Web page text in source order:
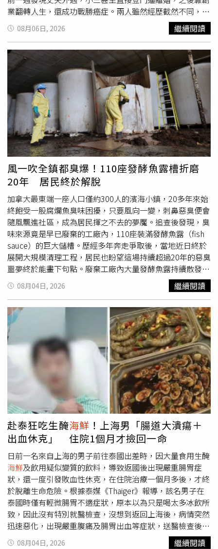
業翻轉人生，還成功戰勝癌症。兩人雖然經歷截然不同，卻
都在跌跌撞撞中走出屬於自己的幸福人生，也成為節目最受
矚目的焦點。NARU分享自己15歲時愛上大12歲丈夫，交往
僅1個月便懷孕，36歲升格當阿嬤。（圖／翻攝自X，
@ABEMA）節目中，育有3名子女的藝人小森純前往廣島縣
採訪36歲的NARU。她回憶，自己15歲時對當時27歲的丈夫
一見鍾情，並主動展開猛烈追求，兩人正式交往僅短短1個
月，她便懷上第一胎。這段往事讓小森純忍不住驚呼：「這
真的太危險了吧！」主持群也對兩人感情發展速度感到不可
思議。然而，這段婚姻從一開始就充滿考驗。NARU表示，
不僅丈夫父母反對兩人交往與結婚，婚後她更得知丈夫背負
高達600萬日圓債務（約新台幣128萬元），夫妻一度為生
活苦撐。所幸兩人一路攜手走過難關，如今共育有4名子
女，20歲的長女日前也迎來第一個孩子，讓她在36歲正式
升格阿嬤。一家人如今相處融洽、笑聲不斷，幸福模樣也獲
得棚內來賓一致稱讚。NARU分享自己15歲時愛上大12歲丈
夫，交往僅1個月便懷孕，36歲升格當阿嬤。（圖／翻攝自
X，@ABEMA）另一位同樣36歲就當上阿嬤的受訪者，是來
自長野縣、現年45歲的SAKIKO。她透露，自己18歲就懷
孕，但原本期待迎接新生命時，卻在人生最幸福的時刻遭逢
重大打擊。就在第一胎預產期前一週，她發現丈夫外遇，小
三甚至直接闖進家中，當面要求她離婚，表示希望能與丈夫
交往，讓她瞬間跌入人生谷底。婚姻失敗並未擊倒
SAKIKO，她選擇重新振作，靠著努力創業闖出一片天，事
業高峰時年營業額一度達5000萬日圓（約新台幣1070萬
元）。然而，命運再次給她考驗，41歲時被診斷罹患肛門管
癌。歷經漫長治療及化療後，她終於在家人的陪伴下戰勝病
魔，也讓她更加珍惜如今與家人相聚的每一天。除了兩位女
性分享人生故事外，本集節目還邀請女星加藤夏希及寫真女
星天木純擔任來賓。天木純公開14歲時的辣妹舊照，與現在
清新形象形成強烈對比，讓主持群直呼幾乎認不出來。天木
純坦言，學生時期個性十分叛逆，不但曾在課堂上干擾老師
上課，還會直接對不喜歡的老師大喊「吵死了」，直到為了
考進姊姊就讀的高中，提高在校成績與評價，才決定告別辣
妹生活，重新調整自己的人生方向。她也分享一段感情創
傷，表示曾遇到一位讓自己認真考慮步入婚姻的男子，沒想
到算命師提醒「這個男人一定有問題」，隔天她當面追問，
對方竟坦承早已結婚，讓她意外成為第三者。雖然她嘴上故
作鎮定回應「我就知道」，最後仍忍不住一邊吃著海鮮、一
邊喝著啤酒痛哭，為這段感情畫下遺憾句點。透過兩位36歲
便升格祖母女性的人生故事，以及天木純分享的青春與感情
經歷，《愛的鬣狗 Season 6》呈現不同女性在人生各個階
段面臨家庭、婚姻、背叛、疾病及感情挫折時的選擇，也讓
觀眾看見，即使遭逢逆境，仍有機會重新站起來，迎向屬於
自己的新人生。《愛的鬣狗 Season 6》聚焦「30多歲當阿
嬤」話題，兩名受訪女性的人生故事掀起討論。（圖／翻攝
08月06日, 2026 繼續閱讀
風一吹全鎮都臭爆！110座發酵魚露槽折磨
20年 居民終於解脫
加拿大最東端一座人口僅約300人的濱海小鎮，20多年來始
終飽受一股腐爛魚臭味困擾，只要風向一變，刺鼻惡臭便會
隨風飄進社區，成為居民揮之不去的夢魘。追查後發現，臭
味來源竟是早已廢棄的工廠內，110座裝滿發酵魚露（fish
sauce）的巨大儲槽。歷經多年奔走爭取後，當地近日終於
展開大規模清理工程，居民也盼望這場持續超過20年的惡臭
噩夢終於能畫下句點。廢棄工廠內大量發酵魚露持續散發惡
臭，只要風向改變，整座小鎮都會聞到刺鼻魚腥味。綜合美
聯社報導，事件發生在加拿大紐芬蘭與拉布拉多省
（Newfoundland and Labrador）聖瑪麗鎮（St.
Mary's）。這座位於加拿大最東端省分的美麗海岸小鎮，因
大西洋
醬公司（Atlantic Seafood Sauce Company）20
多年前倒閉後遺留下來的發酵魚露，讓居民多年來飽受惡臭
折磨。工廠停業後便遭棄置，約110座大型儲槽仍留在廠
區，每座內部存放約3000加侖（約1萬1350公升）的發酵魚
露。多年來建築逐漸失修，不僅窗戶破裂、屋頂被強風吹
毀，今年1月暴風雨更吹垮部分牆面，但儲槽內魚露仍持續
在細菌作用下發酵，只要風吹向小鎮，濃烈腐臭味便瀰漫整
個社區，嚴重影響居民生活品質。擔任志工鎮長的史蒂夫萊
恩（Steve Ryan）表示，那股味道根本難以形容，「就像你
一生聞過最臭的腐爛魚味，再放大100倍。」他說，居民多
年來持續向政府爭取協助，希望徹底清除這處污染源，如今
終於看到工程展開，內心既欣慰又感慨。工作人員展開大型
清理作業，盼徹底移除發酵魚露，終結小鎮長達20多年的臭
味夢魘。萊恩透露，這場清理行動是小鎮多年來不斷向省政
府爭取經費的成果，但聯邦政府始終沒有提供任何補助，讓
他忍不住抱怨：「每敲開一扇門，都被拒於門外，大家好像
早已把我們遺忘了。」他坦言，自己1990年高中畢業後曾
短暫在這間工廠工作，看著昔日工廠變成污染源，更讓人百
感交集。根據規畫，未來幾個月，工作人員將先把110座儲
08月04日, 2026 繼續閱讀
赴泰狂吃生醃海鮮 ！上海男「腸道大潰瘍＋
出血休克」 住院1個月才撿回一命
日前一名來自上海的男子前往泰國出差時，因大量食用生醃
海鮮及飲用疑似變質的飲料，導致返國後出現嚴重腸胃症
狀，還一度引發敗血性休克，在住院治療一個月多後，才終
於脫離生命危險。根據泰媒《Thaiger》報導，該名男子在
泰國時僅有輕微腸胃不適症狀，原本以為只是喝太多冰飲所
致，因此沒有特別就醫檢查，沒想到返回上海後，病情突然
迅速惡化，出現嚴重腹痛及腸胃出血等症狀，送醫檢查後確
認感染痢疾阿米巴原蟲（Entamoeba histolytica）。報導指
08月04日, 2026 繼續閱讀